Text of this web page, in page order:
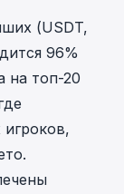
(USDT,
96%
на топ-20